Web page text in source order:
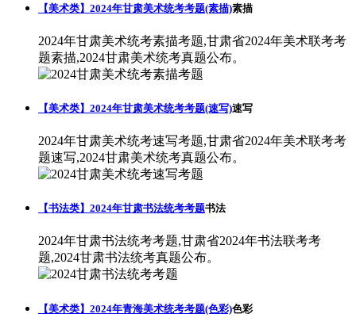
【美术类】2024年甘肃美术统考考题(素描)素描
2024年甘肃美术统考素描考题,甘肃省2024年美术联考考
题素描,2024甘肃美术统考真题公布。
【美术类】2024年甘肃美术统考考题(速写)速写
2024年甘肃美术统考速写考题,甘肃省2024年美术联考考
题速写,2024甘肃美术统考真题公布。
【书法类】2024年甘肃书法统考考题书法
2024年甘肃书法统考考题,甘肃省2024年书法联考考
题,2024甘肃书法统考真题公布。
【美术类】2024年青海美术统考考题(色彩)色彩